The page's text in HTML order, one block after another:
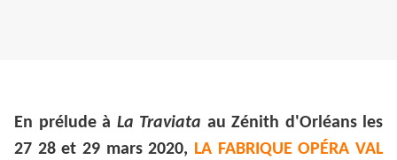
En prélude à La Traviata au Zénith d'Orléans les
27 28 et 29 mars 2020, LA FABRIQUE OPÉRA VAL